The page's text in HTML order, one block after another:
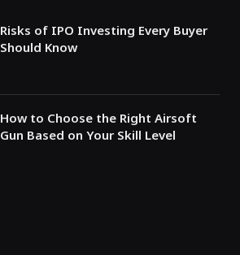
Risks of IPO Investing Every Buyer
Should Know
How to Choose the Right Airsoft
Gun Based on Your Skill Level